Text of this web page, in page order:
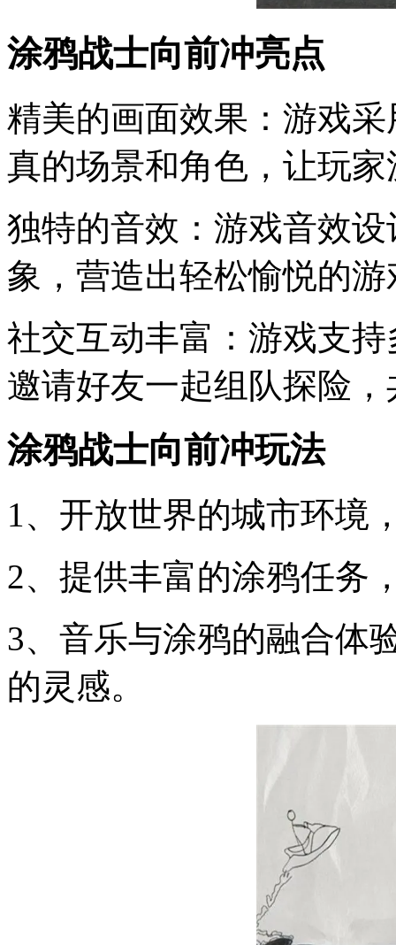
涂鸦战士向前冲亮点
精美的画面效果：游戏
真的场景和角色，让玩
独特的音效：游戏音效
象，营造出轻松愉悦的
社交互动丰富：游戏支
邀请好友一起组队探险
涂鸦战士向前冲玩法
1、开放世界的城市环境
2、提供丰富的涂鸦任务
3、音乐与涂鸦的融合体
的灵感。